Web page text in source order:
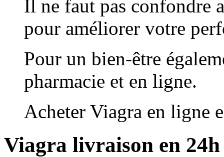
Il ne faut pas confondre
pour améliorer votre
Pour un bien-être
pharmacie et en ligne.
Acheter Viagra en ligne
Viagra livraison en 24h